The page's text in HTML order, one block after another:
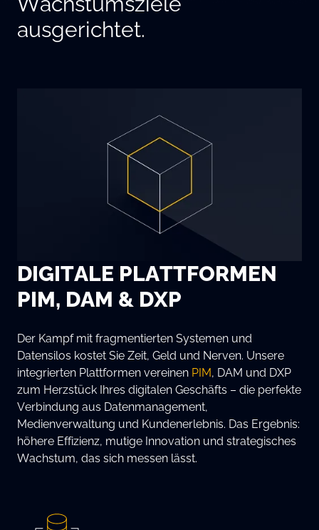
ausgerichtet.
DIGITALE PLATTFORMEN
PIM, DAM & DXP
Der Kampf mit fragmentierten Systemen und
Datensilos kostet Sie Zeit, Geld und Nerven. Unsere
integrierten Plattformen vereinen PIM, DAM und DXP
zum Herzstück Ihres digitalen Geschäfts – die perfekte
Verbindung aus Datenmanagement,
Medienverwaltung und Kundenerlebnis. Das Ergebnis:
höhere Effizienz, mutige Innovation und strategisches
Wachstum, das sich messen lässt.